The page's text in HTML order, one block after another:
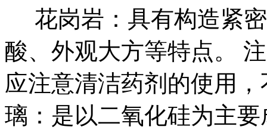
花岗岩：具有构造紧
酸、外观大方等特点。
应注意清洁药剂的使用
璃：是以二氧化硅为主